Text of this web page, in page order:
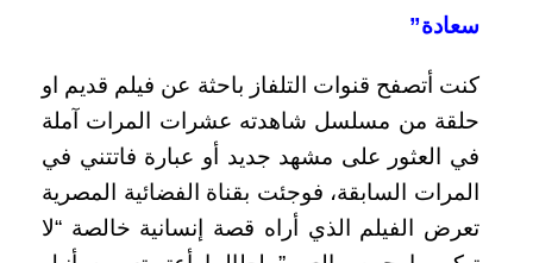
سعادة”
كنت أتصفح قنوات التلفاز باحثة عن فيلم قديم او
حلقة من مسلسل شاهدته عشرات المرات آملة
في العثور على مشهد جديد أو عبارة فاتتني في
المرات السابقة، فوجئت بقناة الفضائية المصرية
تعرض الفيلم الذي أراه قصة إنسانية خالصة “لا